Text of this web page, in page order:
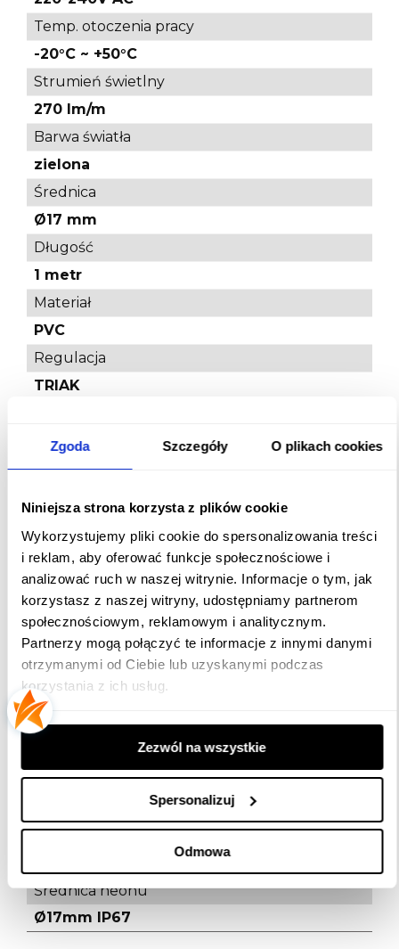
Zgoda Szczegóły O plikach cookies
Niniejsza strona korzysta z plików cookie
Wykorzystujemy pliki cookie do spersonalizowania treści
i reklam, aby oferować funkcje społecznościowe i
analizować ruch w naszej witrynie. Informacje o tym, jak
korzystasz z naszej witryny, udostępniamy partnerom
społecznościowym, reklamowym i analitycznym.
Partnerzy mogą połączyć te informacje z innymi danymi
otrzymanymi od Ciebie lub uzyskanymi podczas
korzystania z ich usług.
Zezwól na wszystkie
Spersonalizuj
Odmowa
Temp. otoczenia pracy
-20°C ~ +50°C
Strumień świetlny
270 lm/m
Barwa światła
zielona
Średnica
Ø17 mm
Długość
1 metr
Materiał
PVC
Regulacja
TRIAK
Mleczna
Efektywność energetyczna 2021 (UE-
A+
Efektywność energetyczna 2023 (UE-
2019/2015)
F
Certyfikaty:
CE & RoHS,UKCA
Kąt świecenia
270º
Żywotność
Stopień ochrony IP
Częstotliwość
Średnica neonu
Ø17mm IP67